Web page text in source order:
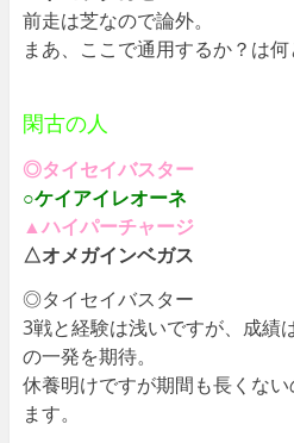
前走は芝なので論外。
まあ、ここで通用するか？は何
閑古の人
◎タイセイバスター
○ケイアイレオーネ
▲ハイパーチャージ
△オメガインベガス
◎タイセイバスター
3戦と経験は浅いですが、成績
の一発を期待。
休養明けですが期間も長くな
ます。